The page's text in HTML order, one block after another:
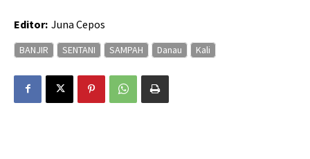
Editor: Juna Cepos
BANJIR SENTANI SAMPAH Danau Kali